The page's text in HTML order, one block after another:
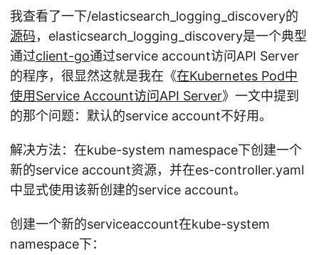
我查看了一下/elasticsearch_logging_discovery的
源码，elasticsearch_logging_discovery是一个典型
通过client-go通过service account访问API Server
的程序，很显然这就是我在《在Kubernetes Pod中
使用Service Account访问API Server》一文中提到
的那个问题：默认的service account不好用。
解决方法：在kube-system namespace下创建一个
新的service account资源，并在es-controller.yaml
中显式使用该新创建的service account。
创建一个新的serviceaccount在kube-system
namespace下：